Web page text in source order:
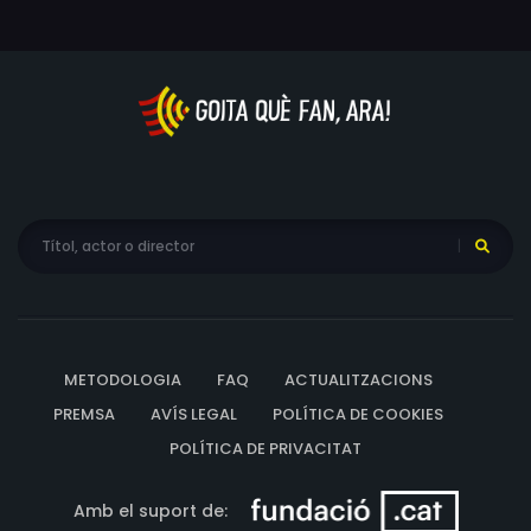
METODOLOGIA FAQ
ACTUALITZACIONS
PREMSA
AVÍS LEGAL
POLÍTICA DE COOKIES
POLÍTICA DE PRIVACITAT
Amb el suport de: